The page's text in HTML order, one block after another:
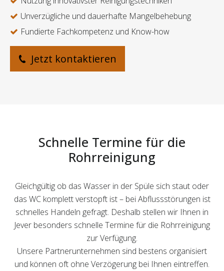
Unverzügliche und dauerhafte Mangelbehebung
Fundierte Fachkompetenz und Know-how
Jetzt kontaktieren
Schnelle Termine für die
Rohrreinigung
Gleichgültig ob das Wasser in der Spüle sich staut oder
das WC komplett verstopft ist – bei Abflussstörungen ist
schnelles Handeln gefragt. Deshalb stellen wir Ihnen in
Jever besonders schnelle Termine für die Rohrreinigung
zur Verfügung.
Unsere Partnerunternehmen sind bestens organisiert
und können oft ohne Verzögerung bei Ihnen eintreffen.